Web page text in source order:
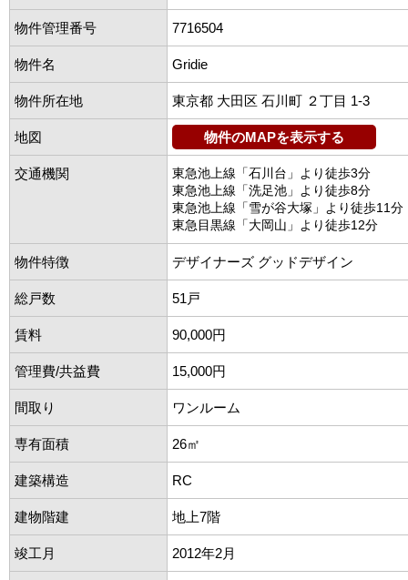
物件管理番号 7716504
物件名 Gridie
物件所在地 東京都 大田区 石川町 ２丁目 1-3
地図 物件のMAPを表示する
交通機関
東急池上線「石川台」より徒歩3分
東急池上線「洗足池」より徒歩8分
東急池上線「雪が谷大塚」より徒歩11分
東急目黒線「大岡山」より徒歩12分
物件特徴 デザイナーズ グッドデザイン
総戸数 51戸
賃料 90,000円
管理費/共益費 15,000円
間取り ワンルーム
専有面積 26㎡
建築構造 RC
建物階建 地上7階
竣工月 2012年2月